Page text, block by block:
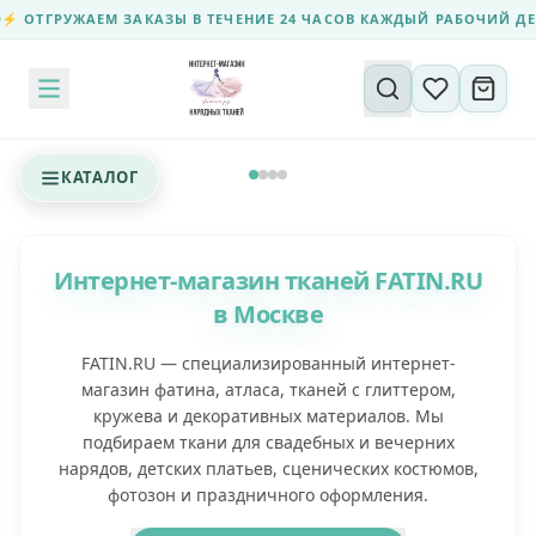
КАТАЛОГ
ЗАКАЗЫ В ТЕЧЕНИЕ 24 ЧАСОВ КАЖДЫЙ РАБОЧИЙ ДЕНЬ ✨
Поиск по сайту
Интернет-магазин тканей FATIN.RU
в Москве
FATIN.RU — специализированный интернет-
магазин фатина, атласа, тканей с глиттером,
кружева и декоративных материалов. Мы
подбираем ткани для свадебных и вечерних
нарядов, детских платьев, сценических костюмов,
фотозон и праздничного оформления.